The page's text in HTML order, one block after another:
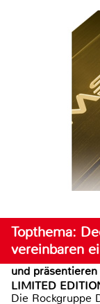
Topthema:
vereinbaren
und
LIMITED
Die Rockgruppe